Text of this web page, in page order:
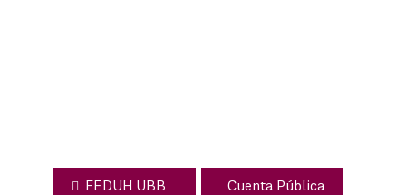
FEDUH UBB
Cuenta Pública